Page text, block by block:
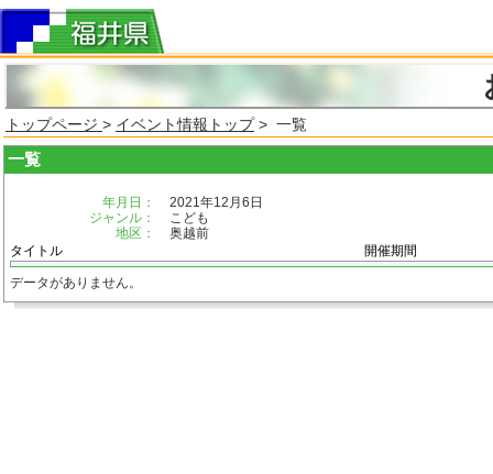
トップページ > イベント情報トップ> 一覧
一覧
年月日：
2021年12月6日
ジャンル：
こども
地区：
奥越前
タイトル
開催期間
データがありません。